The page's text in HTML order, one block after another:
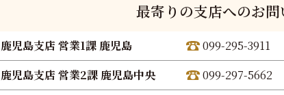
最寄りの支店へのお
鹿児島支店 営業1課 鹿児島 099-295-3911
鹿児島支店 営業2課 鹿児島中央 099-297-5662